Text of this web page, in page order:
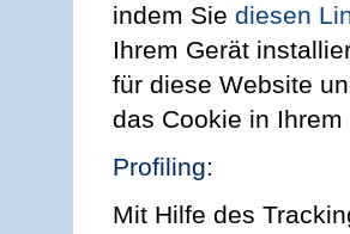
indem Sie diesen
Ihrem Gerät
für diese Website
das Cookie in
Profiling:
Mit Hilfe des